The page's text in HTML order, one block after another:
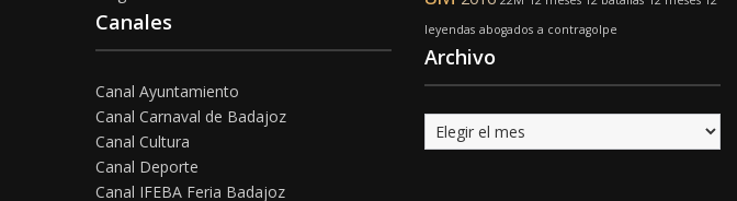
Canales
Canal Ayuntamiento
Canal Carnaval de Badajoz
Canal Cultura
Canal Deporte
Canal IFEBA Feria Badajoz
leyendas abogados a contragolpe
Archivo
Archivo